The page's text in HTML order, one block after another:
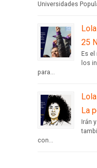
Universidades
25
Es
los
para...
La
Irán
con...